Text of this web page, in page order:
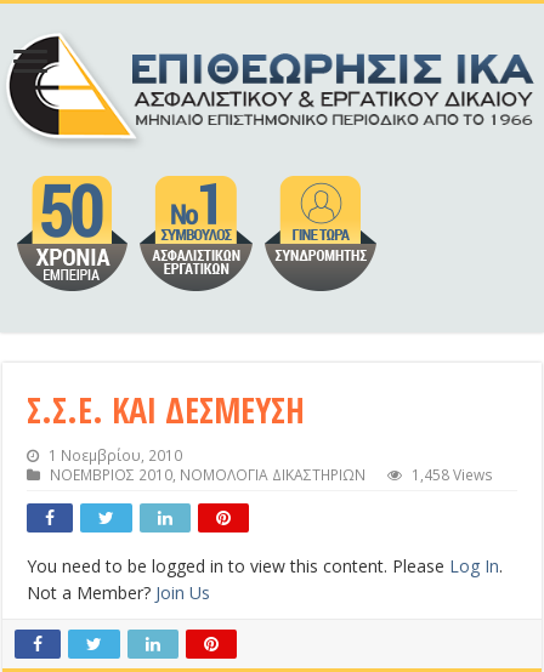
Σ.Σ.Ε. ΚΑΙ ΔΕΣΜΕΥΣΗ
1 Νοεμβρίου, 2010
ΝΟΕΜΒΡΙΟΣ 2010, ΝΟΜΟΛΟΓΙΑ ΔΙΚΑΣΤΗΡΙΩΝ 1,458 Views
You need to be logged in to view this content. Please Log In.
Not a Member? Join Us